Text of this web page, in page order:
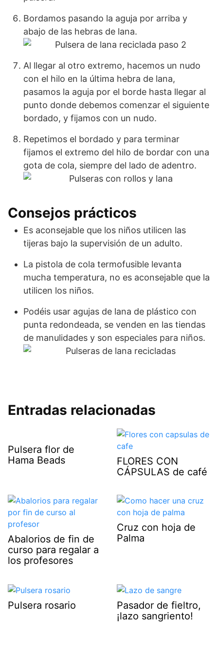
Bordamos pasando la aguja por arriba y
abajo de las hebras de lana.
Al llegar al otro extremo, hacemos un nudo
con el hilo en la última hebra de lana,
pasamos la aguja por el borde hasta llegar al
punto donde debemos comenzar el siguiente
bordado, y fijamos con un nudo.
Repetimos el bordado y para terminar
fijamos el extremo del hilo de bordar con una
gota de cola, siempre del lado de adentro.
Consejos prácticos
Es aconsejable que los niños utilicen las
tijeras bajo la supervisión de un adulto.
La pistola de cola termofusible levanta
mucha temperatura, no es aconsejable que la
utilicen los niños.
Podéis usar agujas de lana de plástico con
punta redondeada, se venden en las tiendas
de manulidades y son especiales para niños.
Entradas relacionadas
Pulsera flor de
Hama Beads
FLORES CON
CÁPSULAS de café
Abalorios de fin de
curso para regalar a
los profesores
Cruz con hoja de
Palma
Pulsera rosario
Pasador de fieltro,
¡lazo sangriento!